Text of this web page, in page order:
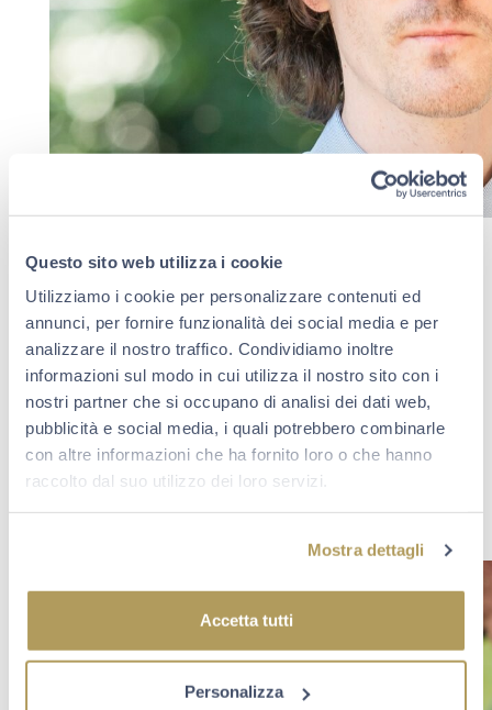
Questo sito web utilizza i cookie
Utilizziamo i cookie per personalizzare contenuti ed
annunci, per fornire funzionalità dei social media e per
analizzare il nostro traffico. Condividiamo inoltre
informazioni sul modo in cui utilizza il nostro sito con i
nostri partner che si occupano di analisi dei dati web,
pubblicità e social media, i quali potrebbero combinarle
con altre informazioni che ha fornito loro o che hanno
raccolto dal suo utilizzo dei loro servizi.
Mostra dettagli
Accetta tutti
Personalizza
messi alla prova con “L’Essenza in Gioco
experience olfattiva ideata dal giovane talento italiano
Nicola Pozzani , Bespoke Perfumer (Profumiere su
Misura) dell’antica casa profumiera Floris di Londra,
unica fornitrice ufficiale di Sua Maestà la Regina
Elisabetta II, e Docente di Arti Olfattive presso London
College of Fashion e Bern University of the Arts. Nicola
Pozzani guiderà i partecipanti alla scoperta di una
elezione di essenze e fragranze
per capirne l’origine
e il singolo carattere. A seguire, le analogie tra i due
mondi saranno “decodificate” con untasting
dell’esclusiva selezione I Preziosi della linea Berlucchi